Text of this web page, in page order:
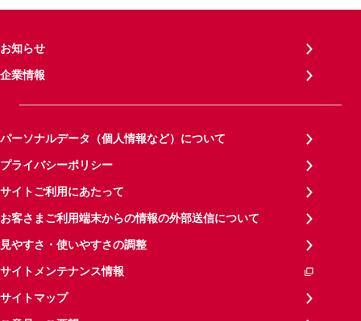
お知らせ
企業情報
パーソナルデータ（個人情報など）について
プライバシーポリシー
サイトご利用にあたって
お客さまご利用端末からの情報の外部送信について
見やすさ・使いやすさの調整
サイトメンテナンス情報
サイトマップ